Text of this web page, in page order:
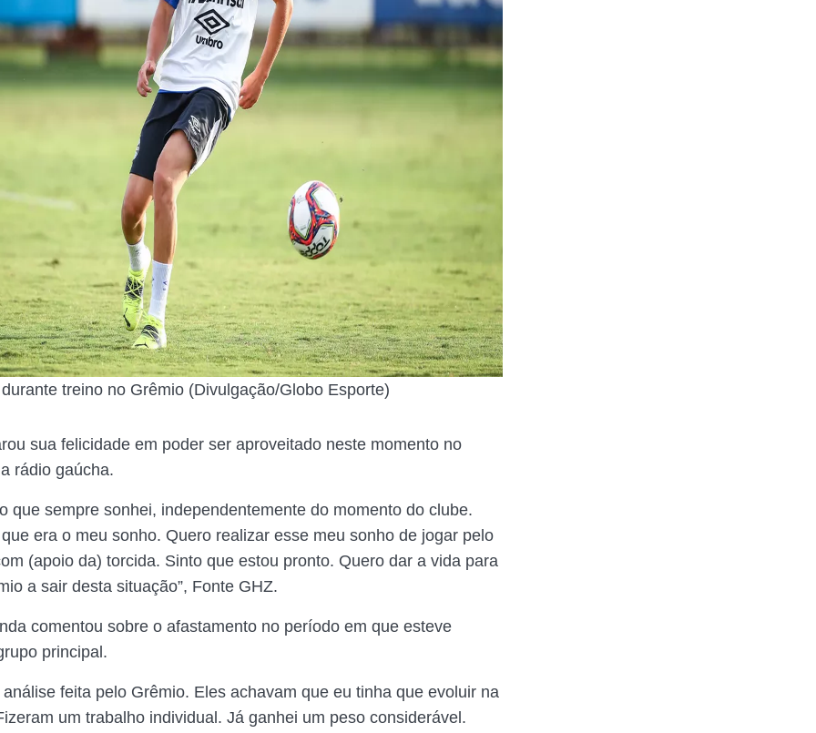
treino no Grêmio (Divulgação/Globo Esporte)
sua felicidade em poder ser aproveitado neste momento no
rádio gaúcha.
que sempre sonhei, independentemente do momento do clube.
era o meu sonho. Quero realizar esse meu sonho de jogar pelo
(apoio da) torcida. Sinto que estou pronto. Quero dar a vida para
a sair desta situação”, Fonte GHZ.
comentou sobre o afastamento no período em que esteve
principal.
análise feita pelo Grêmio. Eles achavam que eu tinha que evoluir na
um trabalho individual. Já ganhei um peso considerável.